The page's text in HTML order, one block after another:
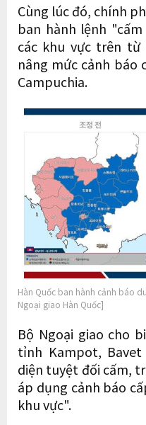
Cùng lúc đó, chính
ban hành lệnh
các khu vực trên từ
nâng mức cảnh báo
Campuchia.
Hàn Quốc ban hành cảnh báo
Ngoại giao Hàn Quốc]
Bộ Ngoại giao cho
tỉnh Kampot,
diện tuyệt đối cấm,
áp dụng cảnh báo
khu vực".